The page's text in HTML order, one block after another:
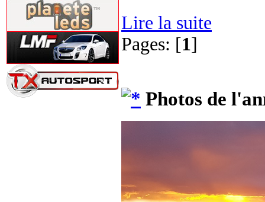
Lire la suite
Pages: [1]
Photos de